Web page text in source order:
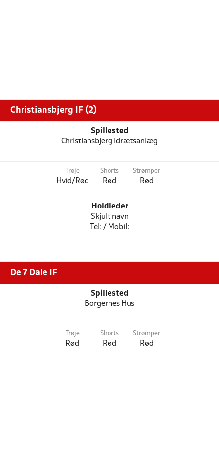
Christiansbjerg IF (2)
Spillested
Christiansbjerg Idrætsanlæg
Trøje
Hvid/Rød
Shorts
Rød
Strømper
Rød
Holdleder
Skjult navn
Tel: / Mobil:
De 7 Dale IF
Spillested
Borgernes Hus
Trøje
Rød
Shorts
Rød
Strømper
Rød